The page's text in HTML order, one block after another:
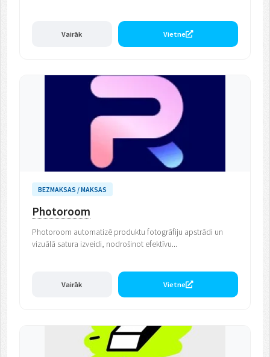
Vairāk Vietne
BEZMAKSAS / MAKSAS
Photoroom
Photoroom automatizē produktu fotogrāfiju apstrādi un
vizuālā satura izveidi, nodrošinot efektīvu...
Vairāk Vietne